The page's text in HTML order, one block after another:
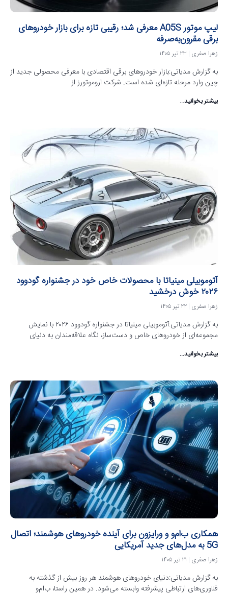
لیپ موتور A05S معرفی شد؛ رقیبی تازه برای بازار خودروهای
برقی مقرون‌به‌صرفه
زهرا صفری ۲۳ تیر ۱۴۰۵
به گزارش مدیاتی:بازار خودروهای برقی اقتصادی با معرفی محصولی جدید از
چین وارد مرحله تازه‌ای شده است. شرکت اروموتورز از
بیشتر بخوانید...
آتوموبیلی مینیاتا با محصولات خاص خود در جشنواره گودوود
۲۰۲۶ خوش درخشید
زهرا صفری ۲۲ تیر ۱۴۰۵
به گزارش مدیاتی:آتوموبیلی مینیاتا در جشنواره گودوود ۲۰۲۶ با نمایش
مجموعه‌ای از خودروهای خاص و دست‌ساز، نگاه علاقه‌مندان به دنیای
بیشتر بخوانید...
همکاری ب‌ام‌و و ورایزون برای آینده خودروهای هوشمند؛ اتصال
5G به مدل‌های جدید آمریکایی
زهرا صفری ۲۱ تیر ۱۴۰۵
به گزارش مدیاتی:دنیای خودروهای هوشمند هر روز بیش از گذشته به
فناوری‌های ارتباطی پیشرفته وابسته می‌شود. در همین راستا، ب‌ام‌و